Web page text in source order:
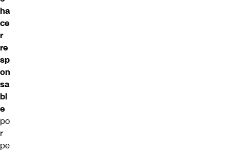
ha
ce
r
re
sp
on
sa
bl
e
po
r
pe